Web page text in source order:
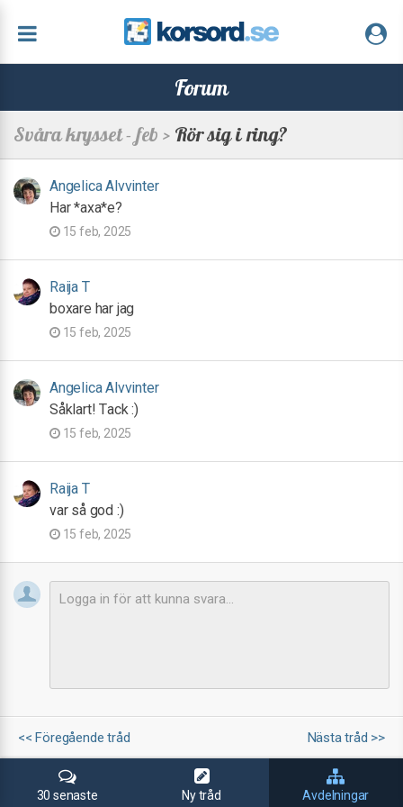
Forum
Svåra krysset - feb >Rör sig i ring?
Angelica Alvvinter
Har *axa*e?
15 feb, 2025
Raija T
boxare har jag
15 feb, 2025
Angelica Alvvinter
Såklart! Tack :)
15 feb, 2025
Raija T
var så god :)
15 feb, 2025
<< Föregående tråd Nästa tråd >>
30 senaste Ny tråd Avdelningar